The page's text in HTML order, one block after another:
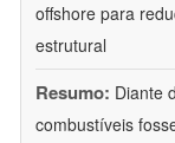
offshore para
estrutural
Resumo: Diante
combustíveis